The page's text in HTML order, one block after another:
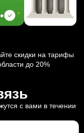
скидки на тарифы
до 20%
с вами в течении